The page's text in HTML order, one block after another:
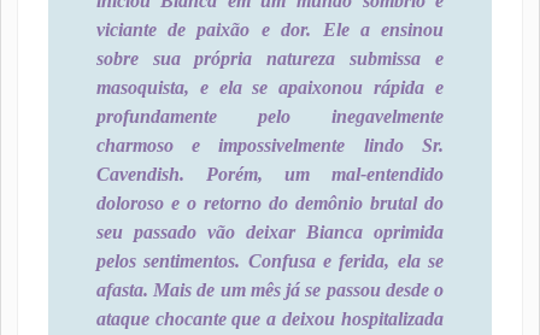
viciante de paixão e dor. Ele a ensinou
sobre sua própria natureza submissa e
masoquista, e ela se apaixonou rápida e
profundamente pelo inegavelmente
charmoso e impossivelmente lindo Sr.
Cavendish. Porém, um mal-entendido
doloroso e o retorno do demônio brutal do
seu passado vão deixar Bianca oprimida
pelos sentimentos. Confusa e ferida, ela se
afasta. Mais de um mês já se passou desde o
ataque chocante que a deixou hospitalizada